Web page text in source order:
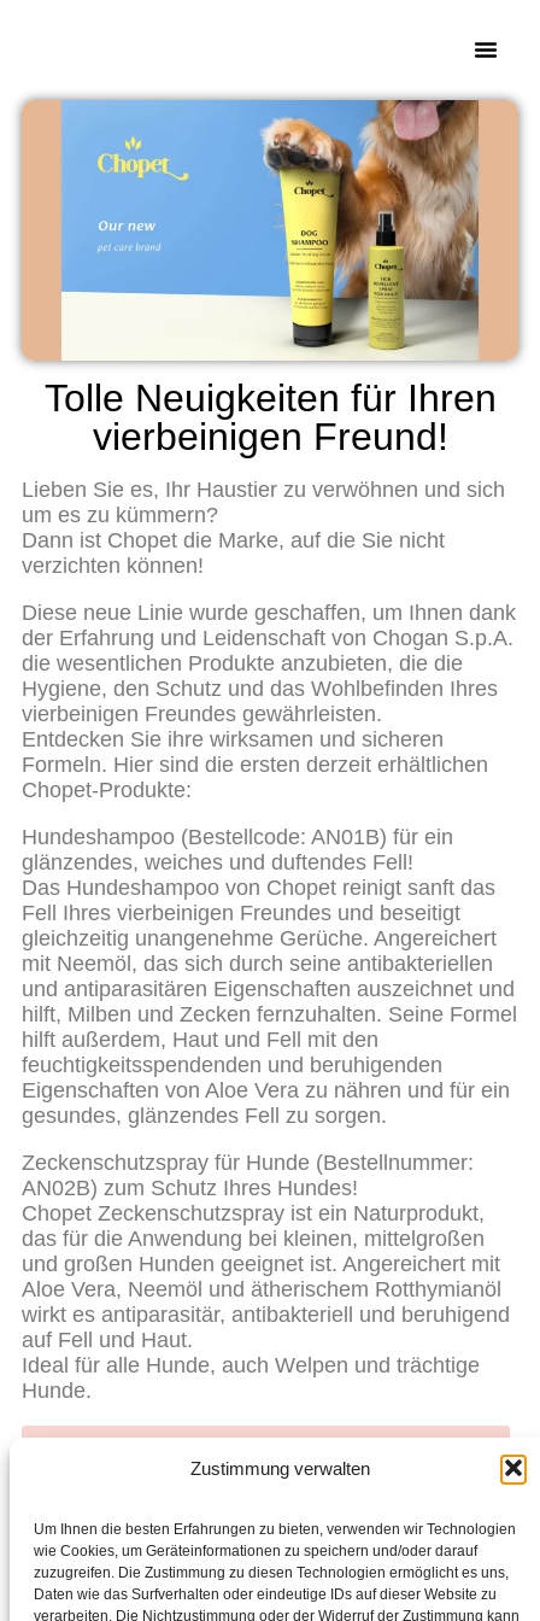
Zustimmung verwalten
Um Ihnen die besten Erfahrungen zu bieten, verwenden wir Technologien
wie Cookies, um Geräteinformationen zu speichern und/oder darauf
zuzugreifen. Die Zustimmung zu diesen Technologien ermöglicht es uns,
Daten wie das Surfverhalten oder eindeutige IDs auf dieser Website zu
verarbeiten. Die Nichtzustimmung oder der Widerruf der Zustimmung kann
Tolle Neuigkeiten für Ihren
vierbeinigen Freund!
Lieben Sie es, Ihr Haustier zu verwöhnen und sich
um es zu kümmern?
Dann ist Chopet die Marke, auf die Sie nicht
verzichten können!
Diese neue Linie wurde geschaffen, um Ihnen dank
der Erfahrung und Leidenschaft von Chogan S.p.A.
die wesentlichen Produkte anzubieten, die die
Hygiene, den Schutz und das Wohlbefinden Ihres
vierbeinigen Freundes gewährleisten.
Entdecken Sie ihre wirksamen und sicheren
Formeln. Hier sind die ersten derzeit erhältlichen
Chopet-Produkte:
Hundeshampoo (Bestellcode: AN01B) für ein
glänzendes, weiches und duftendes Fell!
Das Hundeshampoo von Chopet reinigt sanft das
Fell Ihres vierbeinigen Freundes und beseitigt
gleichzeitig unangenehme Gerüche. Angereichert
mit Neemöl, das sich durch seine antibakteriellen
und antiparasitären Eigenschaften auszeichnet und
hilft, Milben und Zecken fernzuhalten. Seine Formel
hilft außerdem, Haut und Fell mit den
feuchtigkeitsspendenden und beruhigenden
Eigenschaften von Aloe Vera zu nähren und für ein
gesundes, glänzendes Fell zu sorgen.
Zeckenschutzspray für Hunde (Bestellnummer:
AN02B) zum Schutz Ihres Hundes!
Chopet Zeckenschutzspray ist ein Naturprodukt,
das für die Anwendung bei kleinen, mittelgroßen
und großen Hunden geeignet ist. Angereichert mit
Aloe Vera, Neemöl und ätherischem Rotthymianöl
wirkt es antiparasitär, antibakteriell und beruhigend
auf Fell und Haut.
Ideal für alle Hunde, auch Welpen und trächtige
Hunde.
Facebook